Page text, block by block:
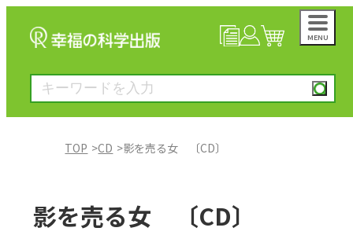
MENU
TOP CD 影を売る女 〔CD〕
影を売る女 〔CD〕